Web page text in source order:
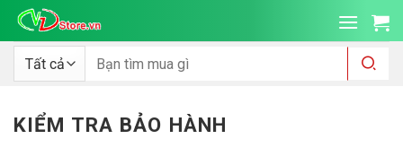
qua
dung
Tìm
kiếm:
KIỂM TRA BẢO HÀNH